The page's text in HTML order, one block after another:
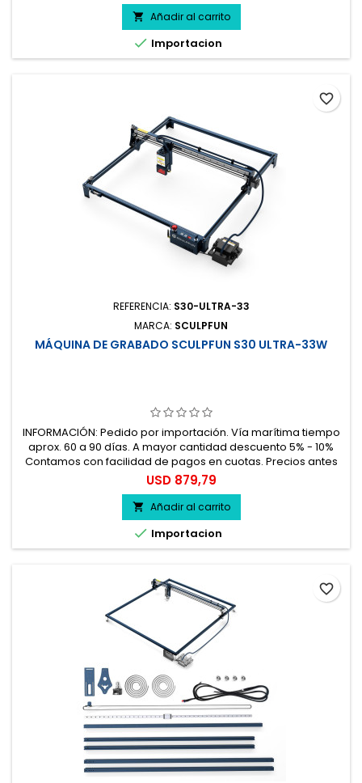
 Añadir al carrito
 Importacion
REFERENCIA: S30-ULTRA-33
MARCA: SCULPFUN
MÁQUINA DE GRABADO SCULPFUN S30 ULTRA-33W
INFORMACIÓN: Pedido por importación. Vía marítima tiempo
aprox. 60 a 90 días. A mayor cantidad descuento 5% - 10%
Contamos con facilidad de pagos en cuotas. Precios antes
del impuesto. 100% seguro.
Precio
USD 879,79
 Añadir al carrito
 Importacion
favorite_border
favorite_border